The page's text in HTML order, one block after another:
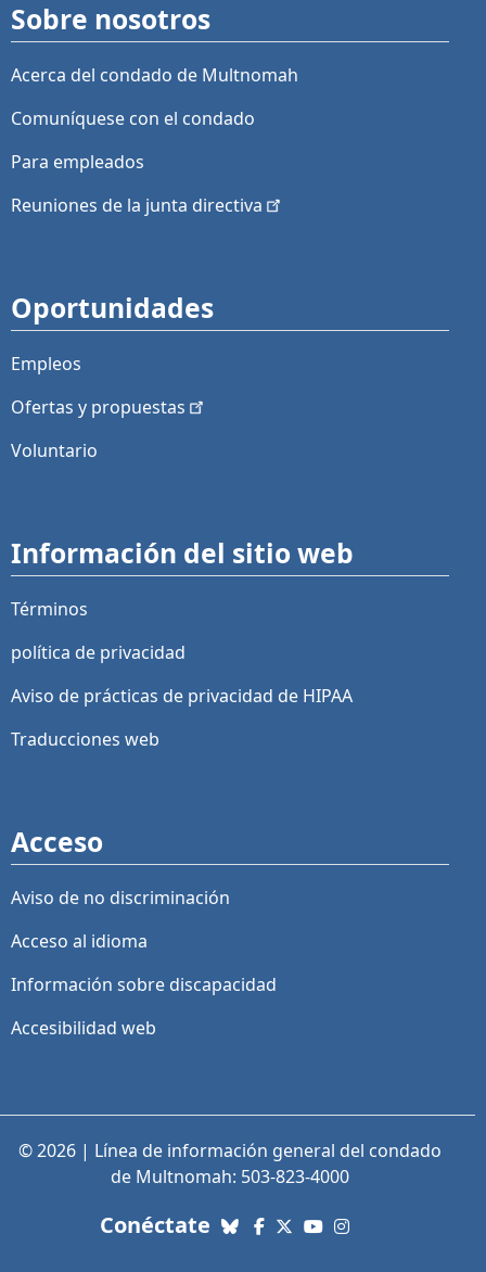
Sobre nosotros
Acerca del condado de Multnomah
Comuníquese con el condado
Para empleados
Reuniones de la junta directiva
Oportunidades
Empleos
Ofertas y propuestas
Voluntario
Información del sitio web
Términos
política de privacidad
Aviso de prácticas de privacidad de HIPAA
Traducciones web
Acceso
Aviso de no discriminación
Acceso al idioma
Información sobre discapacidad
Accesibilidad web
© 2026 | Línea de información general del condado
de Multnomah: 503-823-4000
Conéctate con nosotros. Enlaces a
Bluesky
Facebook
X (Twitter)
YouTube
Instagram